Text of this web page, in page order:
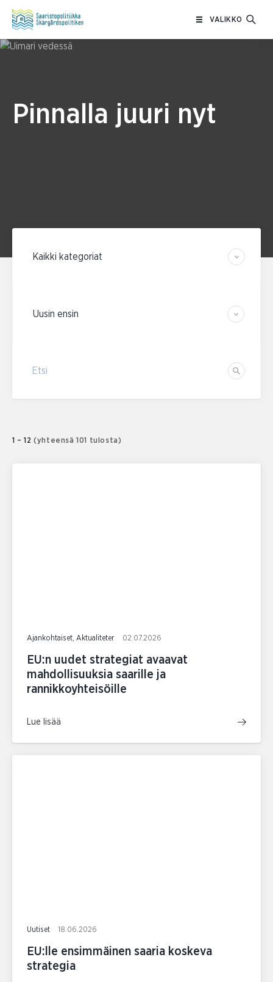
VALIKKO
Pinnalla juuri nyt
Etsi
1 – 12 (yhteensä 101 tulosta)
Ajankohtaiset, Aktualiteter 02.07.2026
EU:n uudet strategiat avaavat
mahdollisuuksia saarille ja
rannikkoyhteisöille
Lue lisää
Uutiset 18.06.2026
EU:lle ensimmäinen saaria koskeva
strategia